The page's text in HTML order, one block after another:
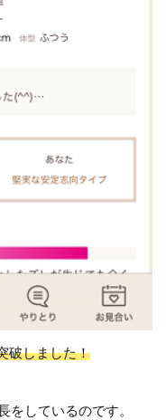
破しました！
をしているのです。